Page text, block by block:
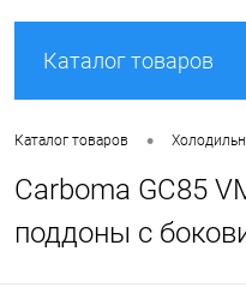
Каталог товаров
Каталог товаров •
Carboma GC85
поддоны с